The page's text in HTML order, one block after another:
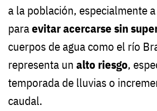
a la población, especialmente
paraevitar acercarse sin
cuerpos de agua como el río
representa un alto riesgo,
temporada de lluvias o
caudal.